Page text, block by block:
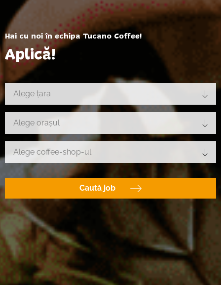
Hai cu noi în echipa Tucano Coffee!
Aplică!
Alege țara
Alege orașul
Alege coffee-shop-ul
Caută job